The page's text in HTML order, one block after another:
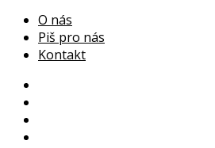
O nás
Piš pro nás
Kontakt